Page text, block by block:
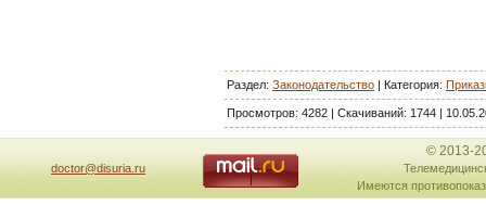
Раздел: Законодательство | Категория:
Просмотров: 4282 | Скачиваний: 1744 |
doctor@disuria.ru
© 2013-
Имеются